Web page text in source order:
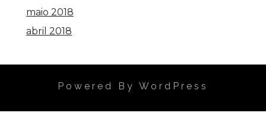
maio 2018
abril 2018
Powered By WordPress